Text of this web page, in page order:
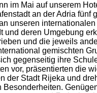
im Mai auf unserem
an der Adria fünf
unseren
und deren Umgebung
und die jeweils
gemischten
gegenseitig ihre
vor, präsentierten die
der Stadt Rijeka und
Besonderheiten.